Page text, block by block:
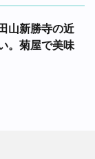
山新勝寺の近
。菊屋で美味